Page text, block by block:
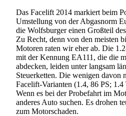
Das Facelift 2014 markiert beim
Umstellung von der Abgasnorm
die Wolfsburger einen Großteil
Zu Recht, denn von den meisten
Motoren raten wir eher ab. Die
mit der Kennung EA111, die die
abdecken, leiden unter langsam
Steuerketten. Die wenigen davon
Facelift-Varianten (1.4, 86 PS;
Wenn es bei der Probefahrt im
anderes Auto suchen. Es drohen
zum Motorschaden.